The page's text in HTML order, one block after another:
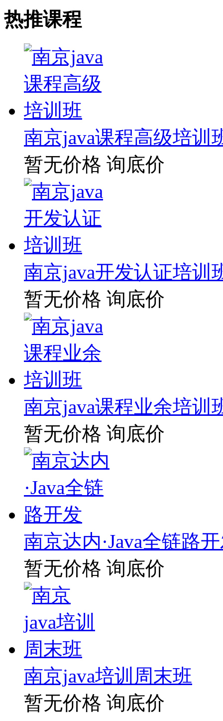
热推课程
南京java课程高级培训
暂无价格 询底价
南京java开发认证培训
暂无价格 询底价
南京java课程业余培训
暂无价格 询底价
南京达内·Java全链路
暂无价格 询底价
南京java培训周末班
暂无价格 询底价